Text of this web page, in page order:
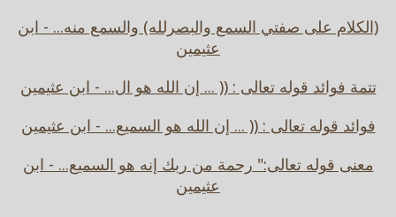
(الكلام على صفتي السمع والبصرلله) والسمع منه... - ابن
عثيمين
تتمة فوائد قوله تعالى : (( ... إن الله هو ال... - ابن عثيمين
فوائد قوله تعالى : (( ... إن الله هو السميع... - ابن عثيمين
معنى قوله تعالى:" رحمة من ربك إنه هو السميع... - ابن
عثيمين